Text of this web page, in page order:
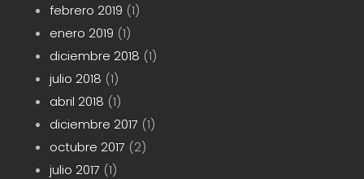
febrero 2019 (1)
enero 2019 (1)
diciembre 2018 (1)
julio 2018 (1)
abril 2018 (1)
diciembre 2017 (1)
octubre 2017 (2)
julio 2017 (1)